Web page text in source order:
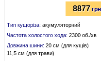
8877
Тип кущоріза: акумуляторний
Частота холостого хода: 2300 об./хв
Довжина шини: 20 см (для кущів)
11,5 см (для трави)